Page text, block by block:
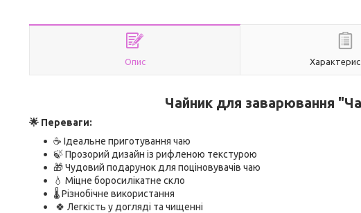
Опис
Чайник для заварювання
🌟 Переваги:
☕ Ідеальне приготування чаю
🍃 Прозорий дизайн із рифленою текстурою
🎁 Чудовий подарунок для поціновувачів чаю
💧 Міцне боросилікатне скло
🌡️ Різнобічне використання
🍀 Легкість у догляді та чищенні